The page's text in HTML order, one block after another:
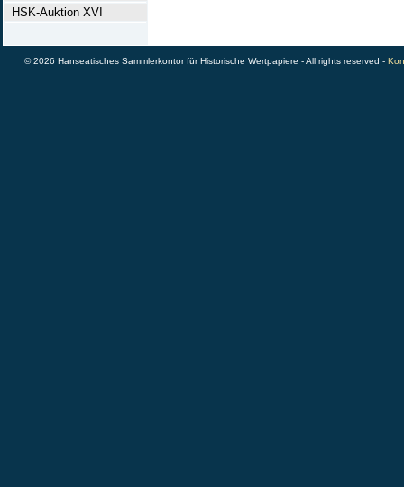
HSK-Auktion XVI
© 2026 Hanseatisches Sammlerkontor für Historische Wertpapiere - All rights reserved -